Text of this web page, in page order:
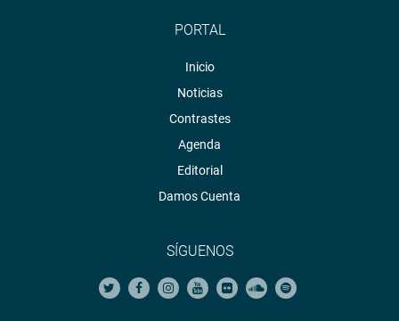
PORTAL
Inicio
Noticias
Contrastes
Agenda
Editorial
Damos Cuenta
SÍGUENOS